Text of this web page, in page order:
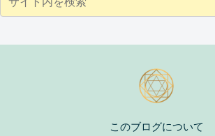
このブログについて